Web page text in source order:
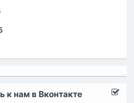
к нам в Вконтакте